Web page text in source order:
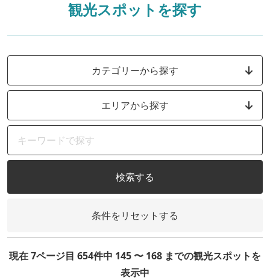
観光スポットを探す
カテゴリーから探す
エリアから探す
検索する
条件をリセットする
現在 7ページ目 654件中 145 〜 168 までの観光スポットを
表示中